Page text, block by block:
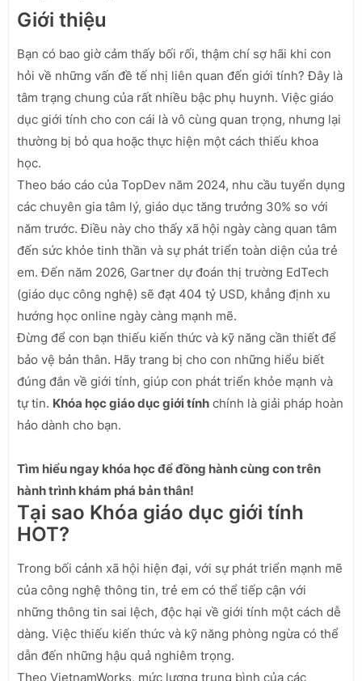
Giới thiệu
Bạn có bao giờ cảm thấy bối rối, thậm chí sợ hãi khi con
hỏi về những vấn đề tế nhị liên quan đến giới tính? Đây là
tâm trạng chung của rất nhiều bậc phụ huynh. Việc giáo
dục giới tính cho con cái là vô cùng quan trọng, nhưng lại
thường bị bỏ qua hoặc thực hiện một cách thiếu khoa
học.
Theo báo cáo của TopDev năm 2024, nhu cầu tuyển dụng
các chuyên gia tâm lý, giáo dục tăng trưởng 30% so với
năm trước. Điều này cho thấy xã hội ngày càng quan tâm
đến sức khỏe tinh thần và sự phát triển toàn diện của trẻ
em. Đến năm 2026, Gartner dự đoán thị trường EdTech
(giáo dục công nghệ) sẽ đạt 404 tỷ USD, khẳng định xu
hướng học online ngày càng mạnh mẽ.
Đừng để con bạn thiếu kiến thức và kỹ năng cần thiết để
bảo vệ bản thân. Hãy trang bị cho con những hiểu biết
đúng đắn về giới tính, giúp con phát triển khỏe mạnh và
tự tin. Khóa học giáo dục giới tính chính là giải pháp hoàn
hảo dành cho bạn.
Tìm hiểu ngay khóa học để đồng hành cùng con trên
hành trình khám phá bản thân!
Tại sao Khóa giáo dục giới tính
HOT?
Trong bối cảnh xã hội hiện đại, với sự phát triển mạnh mẽ
của công nghệ thông tin, trẻ em có thể tiếp cận với
những thông tin sai lệch, độc hại về giới tính một cách dễ
dàng. Việc thiếu kiến thức và kỹ năng phòng ngừa có thể
dẫn đến những hậu quả nghiêm trọng.
Theo VietnamWorks, mức lương trung bình của các